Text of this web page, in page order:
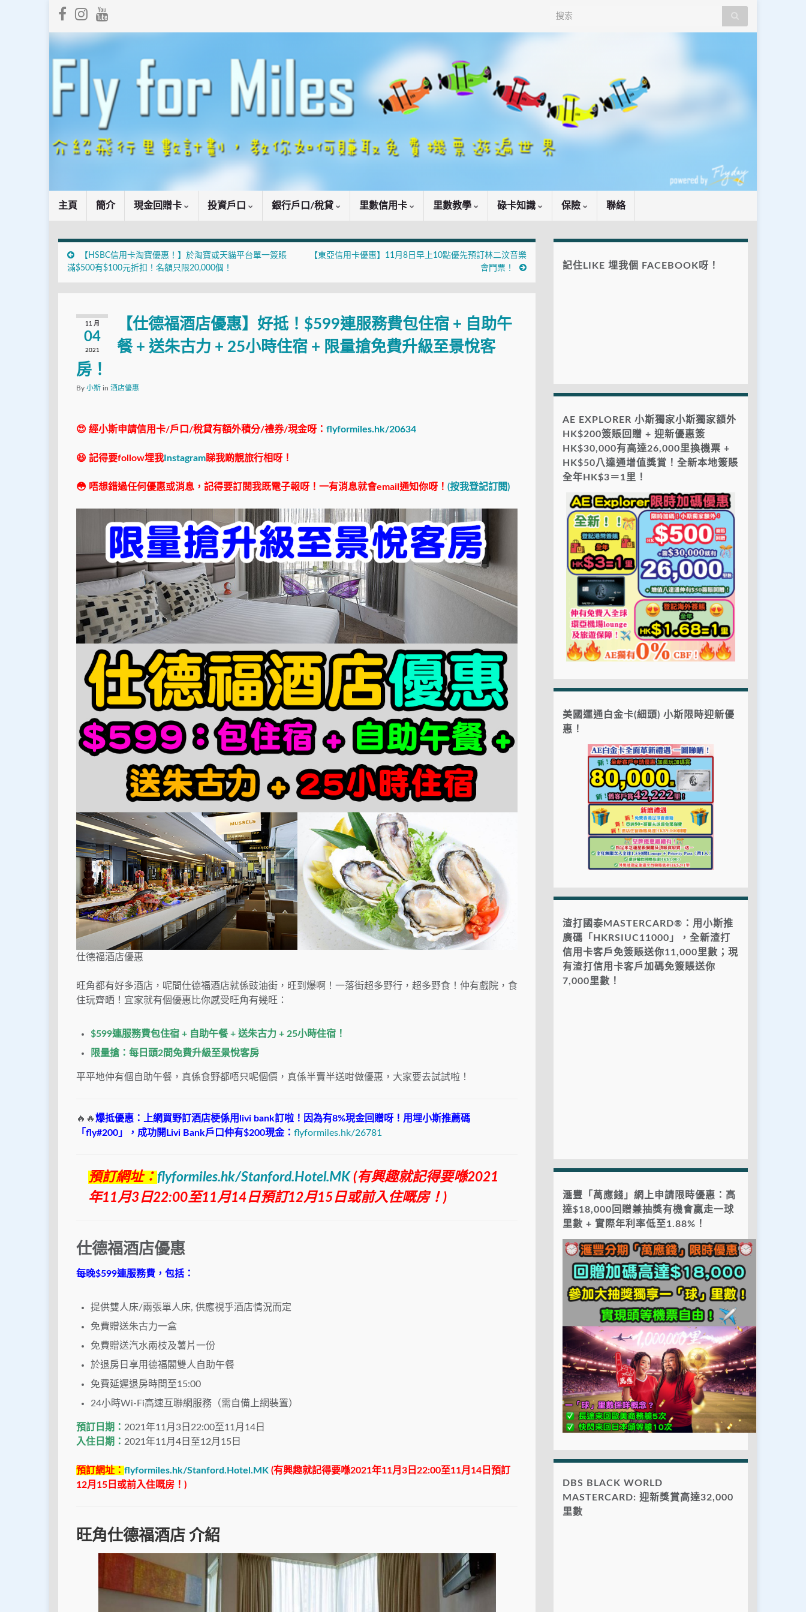
Search for:
主頁 簡介 現金回贈卡 投資戶口 銀行戶口/稅貸 里數信用卡 里數教學 碌卡知識 保險 聯絡
【HSBC信用卡淘寶優惠！】於淘寶或天貓平台單一簽賬
滿$500有$100元折扣！名額只限20,000個！
【東亞信用卡優惠】11月8日早上10點優先預訂林二汶音樂
會門票！
11 月
04
2021
【仕德福酒店優惠】好抵！$599連服務費包住宿 + 自助午
餐 + 送朱古力 + 25小時住宿 + 限量搶免費升級至景悅客
房！
By 小斯 in 酒店優惠
😍 經小斯申請信用卡/戶口/稅貸有額外積分/禮券/現金呀： flyformiles.hk/20634
😆 記得要follow埋我 Instagram睇我啲靚旅行相呀！
😳 唔想錯過任何優惠或消息，記得要訂閱我既電子報呀！一有消息就會email通知你呀！ (按我登記訂閱)
仕德福酒店優惠
旺角都有好多酒店，呢間仕德福酒店就係豉油街，旺到爆啊！一落街超多野行，超多野食！仲有戲院，食
住玩齊晒！宜家就有個優惠比你感受旺角有幾旺：
$599連服務費包住宿 + 自助午餐 + 送朱古力 + 25小時住宿！
限量搶：每日頭2間免費升級至景悅客房
平平地仲有個自助午餐，真係食野都唔只呢個價，真係半賣半送咁做優惠，大家要去試試啦！
🔥🔥爆抵優惠：上網買野訂酒店梗係用livi bank訂啦！因為有8%現金回贈呀！用埋小斯推薦碼
「fly#200」，成功開Livi Bank戶口仲有$200現金： flyformiles.hk/26781
預訂網址： flyformiles.hk/Stanford.Hotel.MK (有興趣就記得要喺2021
年11月3日22:00至11月14日預訂12月15日或前入住嘅房！)
仕德福酒店優惠
每晚$599連服務費，包括：
提供雙人床/兩張單人床, 供應視乎酒店情況而定
免費贈送朱古力一盒
免費贈送汽水兩枝及薯片一份
於退房日享用德福閣雙人自助午餐
免費延遲退房時間至15:00
24小時Wi-Fi高速互聯網服務（需自備上網裝置）
預訂日期： 2021年11月3日22:00至11月14日
入住日期： 2021年11月4日至12月15日
預訂網址： flyformiles.hk/Stanford.Hotel.MK (有興趣就記得要喺2021年11月3日22:00至11月14日預訂
12月15日或前入住嘅房！)
旺角仕德福酒店 介紹
記住LIKE 埋我個 FACEBOOK呀！
AE EXPLORER 小斯獨家小斯獨家額外
HK$200簽賬回贈 + 迎新優惠簽
HK$30,000有高達26,000里換機票 +
HK$50八達通增值獎賞！全新本地簽賬
全年HK$3＝1里！
美國運通白金卡(細頭) 小斯限時迎新優
惠！
渣打國泰MASTERCARD®：用小斯推
廣碼「HKRSIUC11000」，全新渣打
信用卡客戶免簽賬送你11,000里數；現
有渣打信用卡客戶加碼免簽賬送你
7,000里數！
滙豐「萬應錢」網上申請限時優惠：高
達$18,000回贈兼抽獎有機會贏走一球
里數 + 實際年利率低至1.88%！
DBS BLACK WORLD
MASTERCARD: 迎新獎賞高達32,000
里數